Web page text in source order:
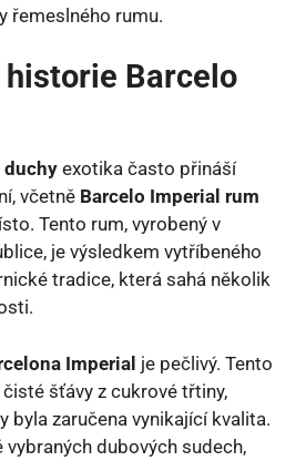
řemeslného rumu.
Barcelo
duchy exotika často přináší
včetně Barcelo Imperial rum
Tento rum, vyrobený v
je výsledkem vytříbeného
tradice, která sahá několik
Imperial je pečlivý. Tento
šťávy z cukrové třtiny,
byla zaručena vynikající kvalita.
vybraných dubových sudech,